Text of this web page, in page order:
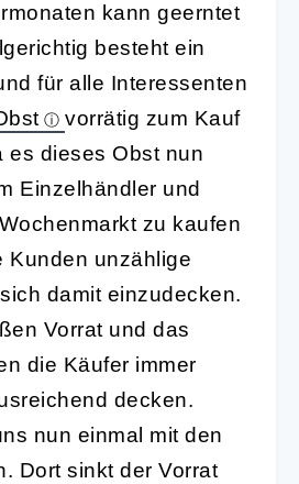
kann geerntet
besteht ein
für alle Interessenten
vorrätig zum Kauf
es dieses Obst nun
Einzelhändler und
zu kaufen
Kunden unzählige
damit einzudecken.
Vorrat und das
die Käufer immer
decken.
nun einmal mit den
Dort sinkt der Vorrat